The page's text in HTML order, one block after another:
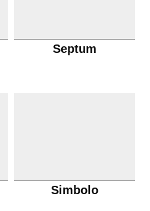
Septum
Simbolo